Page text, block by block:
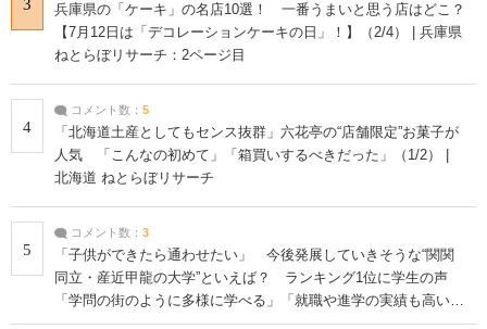
3
兵庫県の「ケーキ」の名店10選！ 一番うまいと思う店はどこ？
【7月12日は「デコレーションケーキの日」！】（2/4） | 兵庫県
ねとらぼリサーチ：2ページ目
4
コメント数： 5
「北海道土産としてもセンス抜群」六花亭の“店舗限定”お菓子が
人気 「こんなの初めて」「箱買いするべきだった」（1/2） |
北海道 ねとらぼリサーチ
5
コメント数： 3
「子供ができたら通わせたい」 今後発展していきそうな“関関
同立・産近甲龍の大学”といえば？ ランキング1位に学生の声
「学問の街のように多様に学べる」「就職や進学の実績も高い」
| 大学 ねとらぼリサーチ